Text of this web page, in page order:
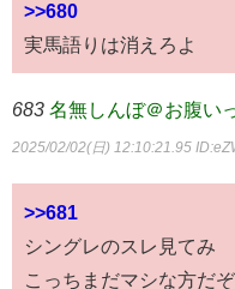
>>680
実馬語りは消えろよ
683 名無しんぼ＠お腹い
2025/02/02(日) 12:10:21.95
>>681
シングレのスレ見てみ
こっちまだマシな方だぞ